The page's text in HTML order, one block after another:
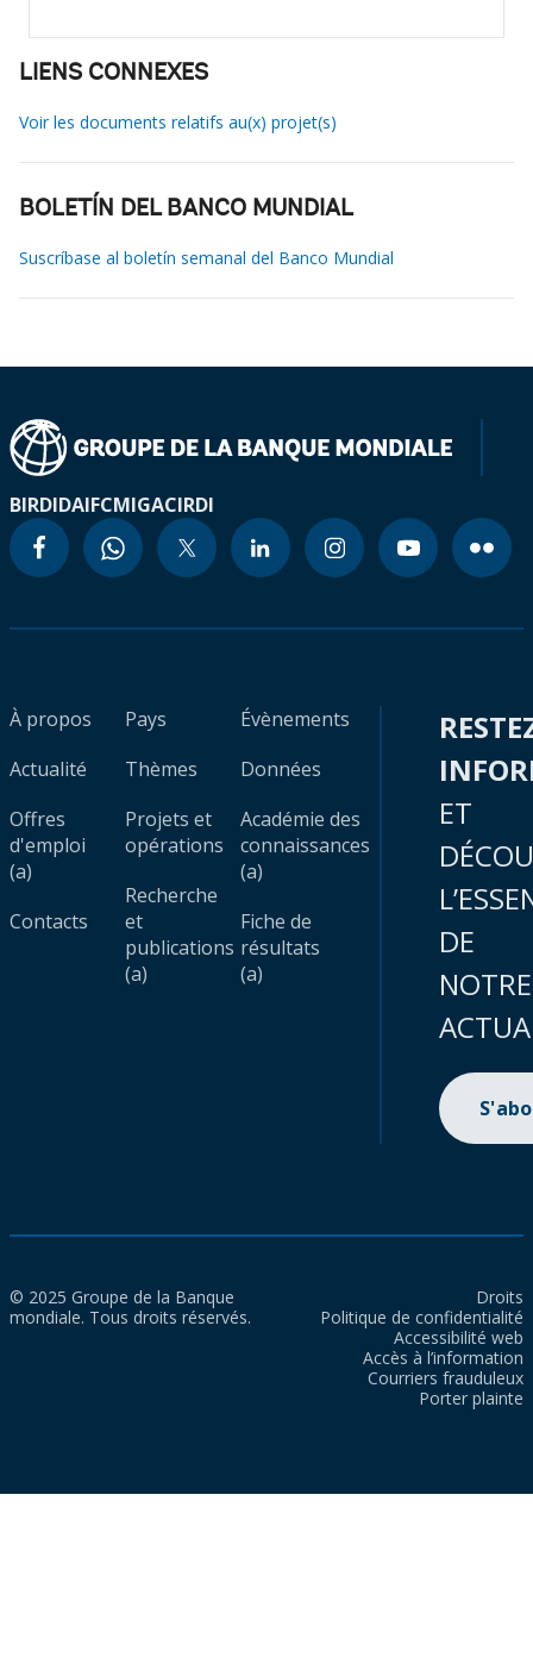
LIENS CONNEXES
Voir les documents relatifs au(x) projet(s)
BOLETÍN DEL BANCO MUNDIAL
Suscríbase al boletín semanal del Banco Mundial
BIRDIDAIFCMIGACIRDI
À propos
Actualité
Offres
d'emploi
(a)
Contacts
Pays
Thèmes
Projets et
opérations
Recherche
et
publications
(a)
Évènements
Données
Académie des
connaissances
(a)
Fiche de
résultats
(a)
ET
DE
NOTRE
© 2025 Groupe de la Banque
mondiale. Tous droits réservés.
Droits
Politique de confidentialité
Accessibilité web
Accès à l’information
Courriers frauduleux
Porter plainte